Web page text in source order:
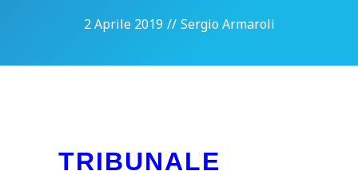
2 Aprile 2019 // Sergio Armaroli
TRIBUNALE